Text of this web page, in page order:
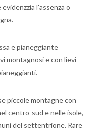
l'assenza o
e pianeggiante
montagnosi e con lievi
piccole montagne con
centro-sud e nelle isole,
del settentrione. Rare